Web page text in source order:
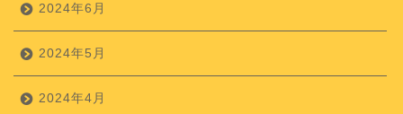
2024年6月
2024年5月
2024年4月